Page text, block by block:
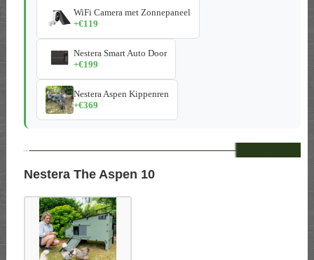
WiFi Camera met Zonnepaneel
+€119
Nestera Smart Auto Door
+€199
Nestera Aspen Kippenren
+€369
--
Nestera The Aspen 10